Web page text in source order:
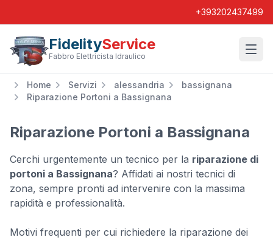
+393202437499
FidelityService
Fabbro Elettricista Idraulico
Home Servizi alessandria
bassignana
Riparazione Portoni a Bassignana
Riparazione Portoni a Bassignana
Cerchi urgentemente un tecnico per la riparazione di
portoni a Bassignana? Affidati ai nostri tecnici di
zona, sempre pronti ad intervenire con la massima
rapidità e professionalità.
Motivi frequenti per cui richiedere la riparazione dei